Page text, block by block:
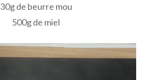
30g de beurre mou
500g de miel